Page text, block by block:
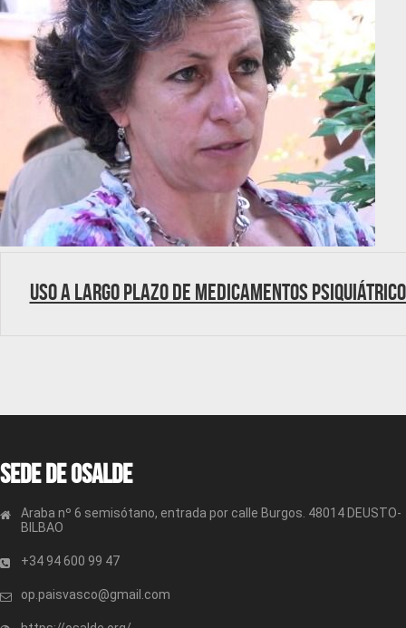
Uso a largo plazo de medicamentos
Sede de OSALDE
Araba nº 6 semisótano, entrada por calle Burgos. 48014 DEUSTO-
BILBAO
+34 94 600 99 47
op.paisvasco@gmail.com